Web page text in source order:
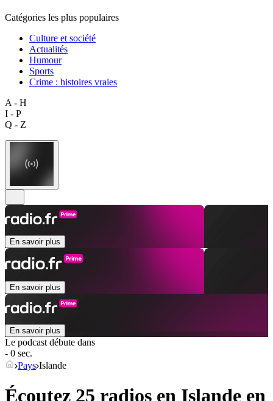
Catégories les plus populaires
Culture et société
Actualités
Humour
Sports
Crime : histoires vraies
A - H
I - P
Q - Z
En savoir plus
En savoir plus
En savoir plus
Le podcast débute dans
- 0 sec.
Pays Islande
Écoutez 25 radios en Islande en